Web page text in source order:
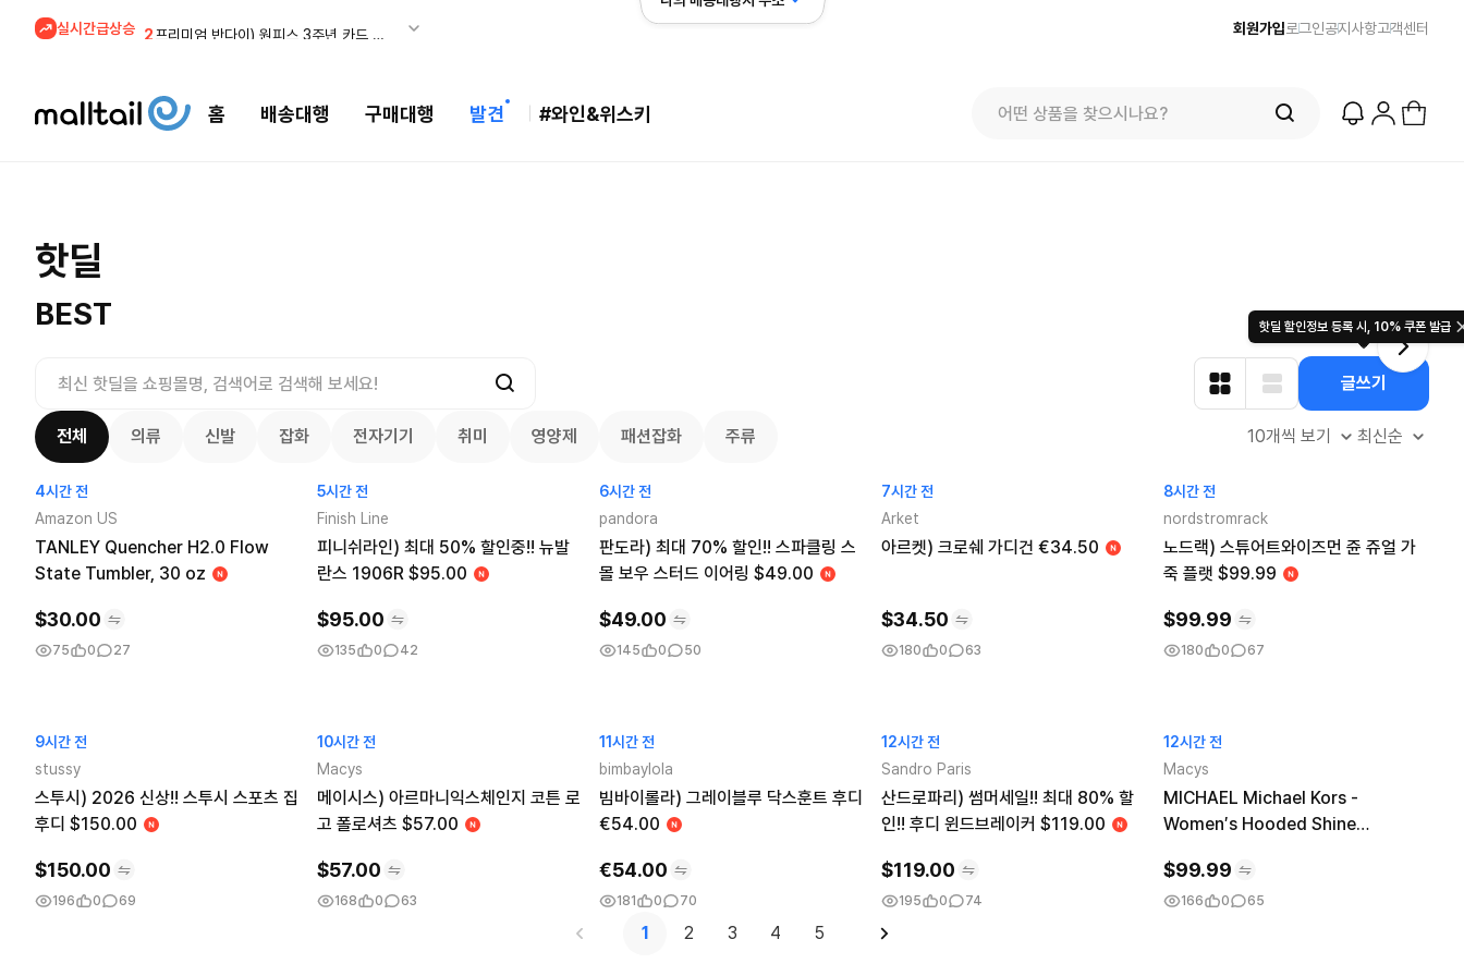
실시간급상승 2
5
스윔아울렛 25% 이상 할인! 수영복·수영용품 특가
회원가입로그인공지사항고객센터
홈 배송대행 구매대행 발견 #와인&위스키
핫딜
BEST
브랜드 최대 50% 할인!
$24.75
핫딜 할인정보 등록 시, 10% 쿠폰 발급
글쓰기
전체 의류 신발 잡화 전자기기 취미 영양제 패션잡화 주류 10개씩 보기 최신순
4시간 전
Amazon US
TANLEY Quencher H2.0 Flow
State Tumbler, 30 oz
$30.00
75 0 27
5시간 전
Finish Line
피니쉬라인) 최대 50% 할인중!! 뉴발
란스 1906R $95.00
$95.00
135 0 42
6시간 전
pandora
판도라) 최대 70% 할인!! 스파클링 스
몰 보우 스터드 이어링 $49.00
$49.00
145 0 50
7시간 전
Arket
아르켓) 크로쉐 가디건 €34.50
$34.50
180 0 63
8시간 전
nordstromrack
노드랙) 스튜어트와이즈먼 쥰 쥬얼 가
죽 플랫 $99.99
$99.99
180 0 67
9시간 전
stussy
스투시) 2026 신상!! 스투시 스포츠 집
후디 $150.00
$150.00
196 0 69
10시간 전
Macys
메이시스) 아르마니익스체인지 코튼 로
고 폴로셔츠 $57.00
$57.00
168 0 63
11시간 전
bimbaylola
빔바이롤라) 그레이블루 닥스훈트 후디
€54.00
€54.00
181 0 70
12시간 전
Sandro Paris
산드로파리) 썸머세일!! 최대 80% 할
인!! 후디 윈드브레이커 $119.00
$119.00
195 0 74
12시간 전
Macys
MICHAEL Michael Kors -
Women′s Hooded Shine
$99.99
166 0 65
1 2 3 4 5